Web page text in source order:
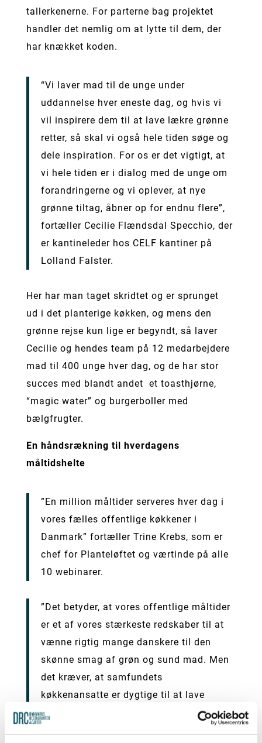
tallerkenerne. For parterne bag projektet
handler det nemlig om at lytte til dem, der
har knækket koden.
“Vi laver mad til de unge under
uddannelse hver eneste dag, og hvis vi
vil inspirere dem til at lave lækre grønne
retter, så skal vi også hele tiden søge og
dele inspiration. For os er det vigtigt, at
vi hele tiden er i dialog med de unge om
forandringerne og vi oplever, at nye
grønne tiltag, åbner op for endnu flere”,
fortæller Cecilie Flændsdal Specchio, der
er kantineleder hos CELF kantiner på
Lolland Falster.
Her har man taget skridtet og er sprunget
ud i det planterige køkken, og mens den
grønne rejse kun lige er begyndt, så laver
Cecilie og hendes team på 12 medarbejdere
mad til 400 unge hver dag, og de har stor
succes med blandt andet et toasthjørne,
“magic water” og burgerboller med
bælgfrugter.
En håndsrækning til hverdagens
måltidshelte
”En million måltider serveres hver dag i
vores fælles offentlige køkkener i
Danmark” fortæller Trine Krebs, som er
chef for Planteløftet og værtinde på alle
10 webinarer.
”Det betyder, at vores offentlige måltider
er et af vores stærkeste redskaber til at
vænne rigtig mange danskere til den
skønne smag af grøn og sund mad. Men
det kræver, at samfundets
køkkenansatte er dygtige til at lave
velsmagende og indbydende mad med